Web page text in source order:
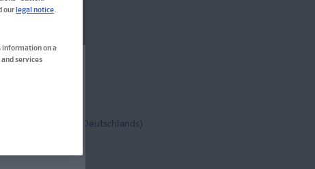
(innerh. Deutschlands)
our legal notice.
information on a
services